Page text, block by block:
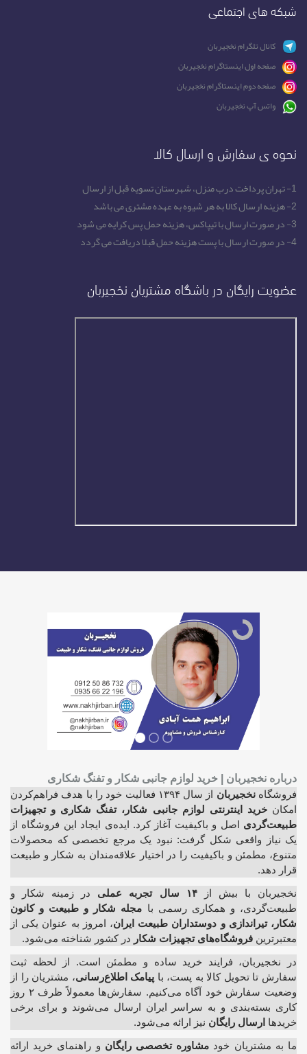
شبکه های اجتماعی
کانال تلگرام نخجیربان
صفحه اول اینستاگرام نخجیربان
صفحه دوم اینستاگرام نخجیربان
واتس آپ نخجیربان
نحوه ی سفارش و ارسال کالا
1- تهران پرداخت درب منزل، شهرستان تسویه قبل از ارسال
2- هزینه ارسال کالا به هر شیوه به عهده مشتری می باشد
3- در صورت ارسال با تیپاکس، هزینه حمل پس کرایه می شود
4- در صورت ارسال با پست هزینه حمل قبلا دریافت می گردد
عضویت رایگان در باشگاه مشتریان نخجیربان
درباره نخجیربان | خرید لوازم جانبی شکار و تفنگ شکاری
فروشگاه نخجیربان
از سال ۱۳۹۴ فعالیت خود را با هدف فراهم‌کردن
امکان خرید اینترنتی لوازم جانبی شکار، تفنگ شکاری و تجهیزات
طبیعت‌گردی اصل و باکیفیت آغاز کرد. ایده‌ی ایجاد این فروشگاه از
یک نیاز واقعی شکل گرفت: نبود یک مرجع تخصصی که محصولات
متنوع، مطمئن و باکیفیت را در اختیار علاقه‌مندان به شکار و طبیعت
قرار دهد.
نخجیربان با بیش از
۱۴ سال تجربه عملی
در زمینه شکار و
طبیعت‌گردی، و همکاری رسمی با مجله شکار و طبیعت و کانون
شکار، تیراندازی و دوستداران طبیعت ایران، امروز به عنوان یکی از
معتبرترین فروشگاه‌های تجهیزات شکار در کشور شناخته می‌شود.
در نخجیربان، فرایند خرید ساده و مطمئن است. از لحظه ثبت
سفارش تا تحویل کالا به پست، با پیامک اطلاع‌رسانی، مشتریان را از
وضعیت سفارش خود آگاه می‌کنیم. سفارش‌ها معمولاً ظرف ۲ روز
کاری بسته‌بندی و به سراسر ایران ارسال می‌شوند و برای برخی
خریدها ارسال رایگان نیز ارائه می‌شود.
ما به مشتریان خود مشاوره تخصصی رایگان و راهنمای خرید ارائه